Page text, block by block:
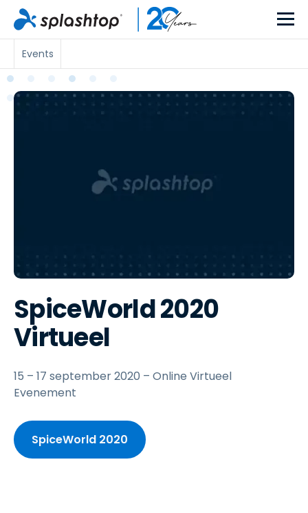
Events
SpiceWorld 2020
Virtueel
15 – 17 september 2020 – Online Virtueel
Evenement
SpiceWorld 2020